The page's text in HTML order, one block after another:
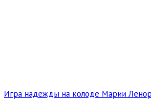
Игра надежды на колоде Марии